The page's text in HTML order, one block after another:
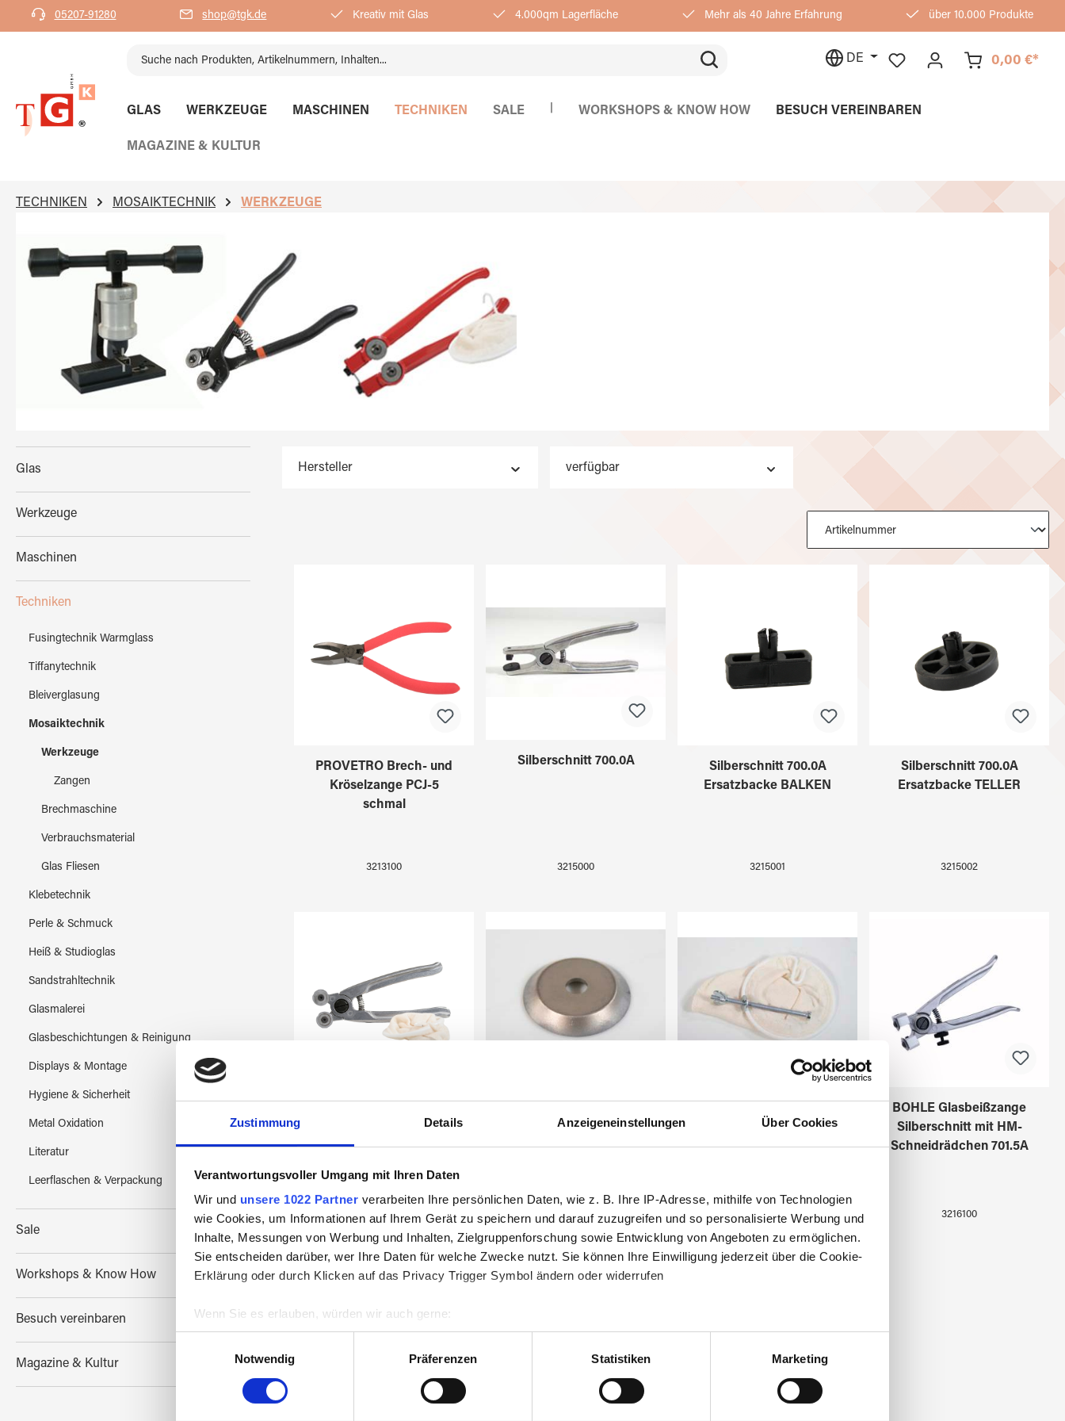
Zustimmung Details Anzeigeneinstellungen Über Cookies
Verantwortungsvoller Umgang mit Ihren Daten
Wir und unsere 1022 Partner verarbeiten Ihre persönlichen Daten, wie z. B. Ihre IP-Adresse, mithilfe von Technologien
wie Cookies, um Informationen auf Ihrem Gerät zu speichern und darauf zuzugreifen und so personalisierte Werbung und
Inhalte, Messungen von Werbung und Inhalten, Zielgruppenforschung sowie Entwicklung von Angeboten zu ermöglichen.
Sie entscheiden darüber, wer Ihre Daten für welche Zwecke nutzt. Sie können Ihre Einwilligung jederzeit über die Cookie-
Erklärung oder durch Klicken auf das Privacy Trigger Symbol ändern oder widerrufen
Wenn Sie es erlauben, würden wir auch gerne:
Informationen über Ihre geografische Lage erfassen, welche bis auf einige Meter genau sein können
Ihr Gerät durch aktives Scannen nach bestimmten Merkmalen (Fingerprinting) identifizieren
Erfahren Sie mehr darüber, wie Ihre persönlichen Daten verarbeitet werden, und legen Sie Ihre Präferenzen imAbschnitt
Einzelheitenfest.
Einwilligungsauswahl
Notwendig
Präferenzen Statistiken Marketing
Zur Hauptnavigation springen
05207-91280 shop@tgk.de Kreativ mit Glas 4.000qm Lagerfläche Mehr als 40 Jahre Erfahrung über 10.000 Produkte
DE 0,00 €*
GLAS WERKZEUGE MASCHINEN TECHNIKEN SALE WORKSHOPS & KNOW HOW BESUCH VEREINBAREN
MAGAZINE & KULTUR
TECHNIKEN MOSAIKTECHNIK WERKZEUGE
Glas
Werkzeuge
Maschinen
Techniken
Fusingtechnik Warmglass
Tiffanytechnik
Bleiverglasung
Mosaiktechnik
Werkzeuge
Zangen
Brechmaschine
Verbrauchsmaterial
Glas Fliesen
Klebetechnik
Perle & Schmuck
Heiß & Studioglas
Sandstrahltechnik
Glasmalerei
Glasbeschichtungen & Reinigung
Displays & Montage
Hygiene & Sicherheit
Metal Oxidation
Literatur
Leerflaschen & Verpackung
Sale
Workshops & Know How
Besuch vereinbaren
Magazine & Kultur
Hersteller verfügbar
PROVETRO Brech- und
Kröselzange PCJ-5
schmal
3213100
Silberschnitt 700.0A
3215000
Silberschnitt 700.0A
Ersatzbacke BALKEN
3215001
Silberschnitt 700.0A
Ersatzbacke TELLER
3215002
3216000
701.0
3216001
Zange
3216002
BOHLE Glasbeißzange
Silberschnitt mit HM-
Schneidrädchen 701.5A
3216100